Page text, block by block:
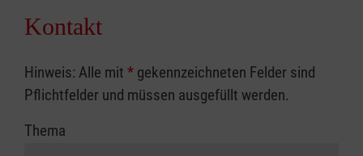
Kontakt
Hinweis: Alle mit * gekennzeichneten Felder sind
Pflichtfelder und müssen ausgefüllt werden.
Thema